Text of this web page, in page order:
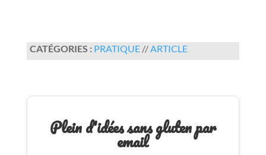
CATÉGORIES : PRATIQUE//ARTICLE
Plein d'idées sans gluten par
email